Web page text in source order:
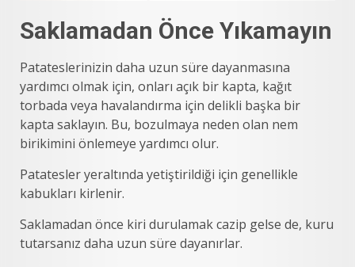
Saklamadan Önce Yıkamayın
Patateslerinizin daha uzun süre dayanmasına
yardımcı olmak için, onları açık bir kapta, kağıt
torbada veya havalandırma için delikli başka bir
kapta saklayın. Bu, bozulmaya neden olan nem
birikimini önlemeye yardımcı olur.
Patatesler yeraltında yetiştirildiği için genellikle
kabukları kirlenir.
Saklamadan önce kiri durulamak cazip gelse de, kuru
tutarsanız daha uzun süre dayanırlar.